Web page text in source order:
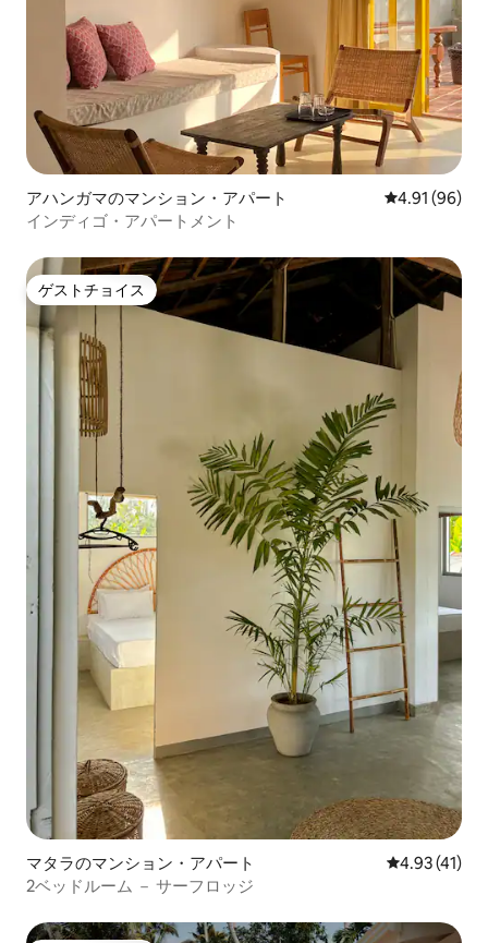
アハンガマのマンション・アパート レビュー96
4.91 (96)
インディゴ・アパートメント
ゲストチョイス
ゲストチョイス
マタラのマンション・アパート レビュー41
4.93 (41)
2ベッドルーム － サーフロッジ